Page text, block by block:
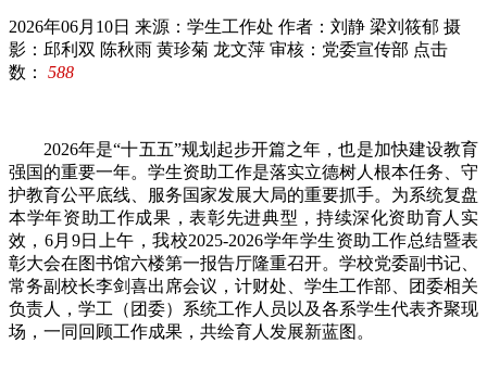
2026年06月10日 来源：学生工作处 作者：刘静 梁刘筱郁 摄
影：邱利双 陈秋雨 黄珍菊 龙文萍 审核：党委宣传部 点击
数：
588
2026年是“十五五”规划起步开篇之年，也是加快建设教育
强国的重要一年。学生资助工作是落实立德树人根本任务、守
护教育公平底线、服务国家发展大局的重要抓手。为系统复盘
本学年资助工作成果，表彰先进典型，持续深化资助育人实
效，6月9日上午，我校2025-2026学年学生资助工作总结暨表
彰大会在图书馆六楼第一报告厅隆重召开。学校党委副书记、
常务副校长李剑喜出席会议，计财处、学生工作部、团委相关
负责人，学工（团委）系统工作人员以及各系学生代表齐聚现
场，一同回顾工作成果，共绘育人发展新蓝图。